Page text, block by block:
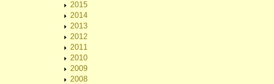
2015
2014
2013
2012
2011
2010
2009
2008